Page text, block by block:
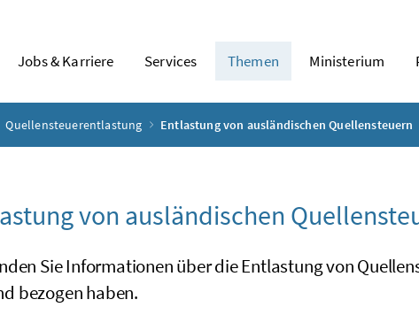
Jobs & Karriere Services Themen Ministerium
Quellensteuerentlastung Entlastung von ausländischen Quellensteuern
von ausländischen
Sie Informationen über die Entlastung von
bezogen haben.